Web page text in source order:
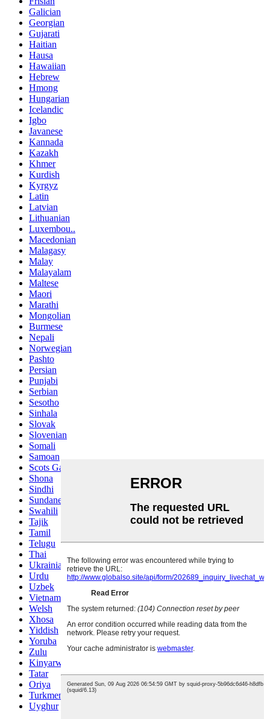
Galician
Georgian
Gujarati
Haitian
Hausa
Hawaiian
Hebrew
Hmong
Hungarian
Icelandic
Igbo
Javanese
Kannada
Kazakh
Khmer
Kurdish
Kyrgyz
Latin
Latvian
Lithuanian
Luxembou..
Macedonian
Malagasy
Malay
Malayalam
Maltese
Maori
Marathi
Mongolian
Burmese
Nepali
Norwegian
Pashto
Persian
Punjabi
Serbian
Sesotho
Sinhala
Slovak
Slovenian
Somali
Samoan
Scots Gaelic
Shona
Sindhi
Sundanese
Swahili
Tajik
Tamil
Telugu
Thai
Ukrainian
Urdu
Uzbek
Vietnamese
Welsh
Xhosa
Yiddish
Yoruba
Zulu
Kinyarwanda
Tatar
Oriya
Turkmen
Uyghur